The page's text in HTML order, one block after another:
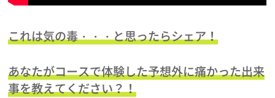
これは気の毒・・・と思ったらシェア！
あなたがコースで体験した予想外に痛かった出来
事を教えてください？！